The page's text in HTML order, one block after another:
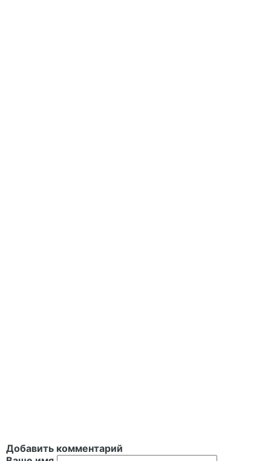
Добавить комментарий